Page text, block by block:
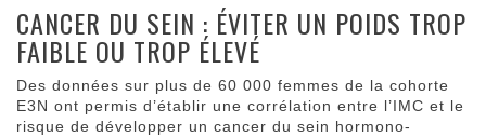
CANCER DU SEIN : ÉVITER UN POIDS TROP
FAIBLE OU TROP ÉLEVÉ
Des données sur plus de 60 000 femmes de la cohorte
E3N ont permis d’établir une corrélation entre l’IMC et le
risque de développer un cancer du sein hormono-